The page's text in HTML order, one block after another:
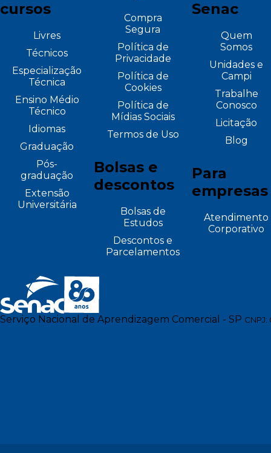
cursos
Livres
Técnicos
Especialização
Técnica
Ensino Médio
Técnico
Idiomas
Graduação
Pós-
graduação
Extensão
Universitária
Compra
Segura
Política de
Privacidade
Política de
Cookies
Política de
Mídias Sociais
Termos de Uso
Bolsas e
descontos
Bolsas de
Estudos
Descontos e
Parcelamentos
Senac
Quem
Somos
Unidades e
Campi
Trabalhe
Conosco
Licitação
Blog
Para
empresas
Atendimento
Corporativo
Serviço Nacional de Aprendizagem Comercial - SP